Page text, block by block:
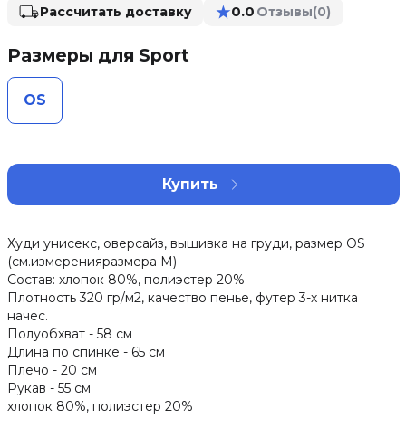
Рассчитать доставку ★0.0 Отзывы(0)
Размеры для Sport
OS
Купить
Худи унисекс, оверсайз, вышивка на груди, размер OS
(см.измеренияразмера М)
Состав: хлопок 80%, полиэстер 20%
Плотность 320 гр/м2, качество пенье, футер 3-х нитка
начес.
Полуобхват - 58 см
Длина по спинке - 65 см
Плечо - 20 см
Рукав - 55 см
хлопок 80%, полиэстер 20%